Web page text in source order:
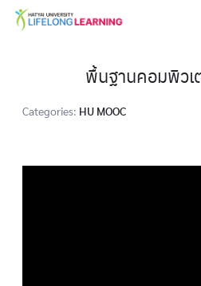
พื้นฐานคอมพิวเ
Categories: HU MOOC